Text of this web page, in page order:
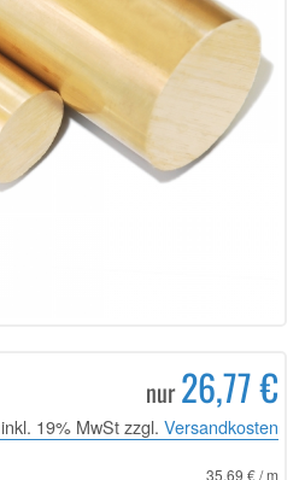
nur26,77 €
inkl. 19% MwSt zzgl. Versandkosten
35,69 € / m